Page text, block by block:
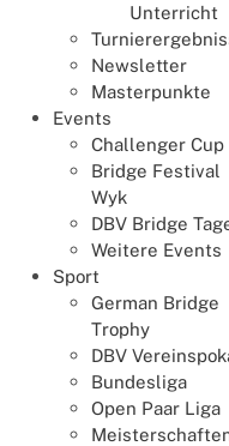
Unterricht
Newsletter
Masterpunkte
Events
Challenger Cup
Bridge Festival
Wyk
DBV Bridge
Weitere Events
Sport
German Bridge
Trophy
DBV
Bundesliga
Open Paar Liga
11
Aug.
8.
Hier
zum